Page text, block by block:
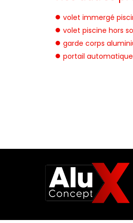
volet immergé
volet piscine hors
garde corps
portail